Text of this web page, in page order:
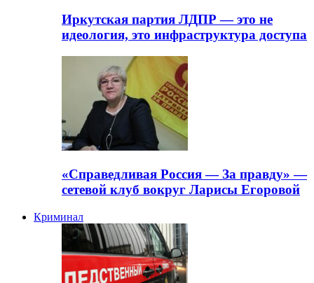
Иркутская партия ЛДПР — это не
идеология, это инфраструктура доступа
«Справедливая Россия — За правду» —
сетевой клуб вокруг Ларисы Егоровой
Криминал